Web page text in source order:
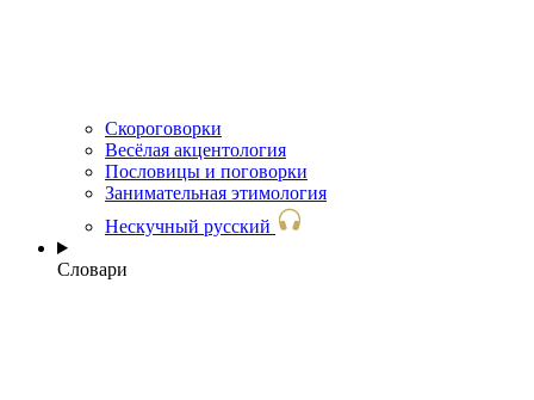
Скороговорки
Весёлая акцентология
Пословицы и поговорки
Занимательная этимология
Нескучный русский
Словари